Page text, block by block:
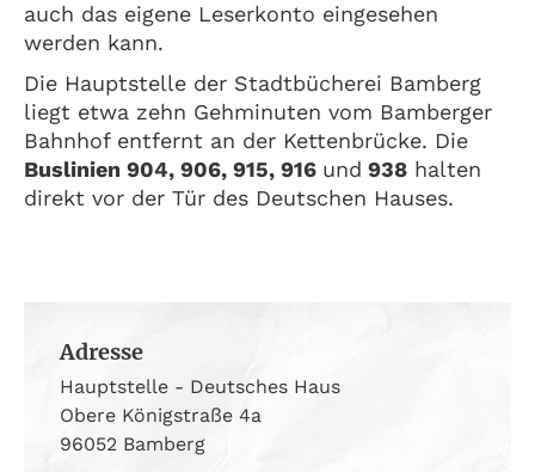
auch das eigene Leserkonto eingesehen
werden kann.
Die Hauptstelle der Stadtbücherei Bamberg
liegt etwa zehn Gehminuten vom Bamberger
Bahnhof entfernt an der Kettenbrücke. Die
Buslinien 904, 906, 915, 916 und 938 halten
direkt vor der Tür des Deutschen Hauses.
Adresse
Hauptstelle - Deutsches Haus
Obere Königstraße 4a
96052 Bamberg